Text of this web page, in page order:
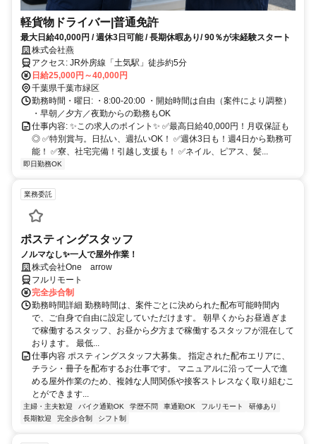
軽貨物ドライバー|普通免許
最大日給40,000円 / 週休3日可能 / 長期休暇あり/ 90％が未経験スタート
株式会社燕
アクセス: JR外房線「土気駅」徒歩約5分
日給25,000円～40,000円
千葉県千葉市緑区
勤務時間・曜日: ・8:00-20:00 ・開始時間は自由（案件により調整）
・早朝／夕方／夜勤からの勤務もOK
仕事内容: ✨この求人のポイント✨ ✅最高日給40,000円！月収保証も
◎ ✅特別賞与。日払い、週払いOK！ ✅週休3日も！週4日から勤務可
能！ ✅寮、社宅完備！引越し支援も！ ✅ネイル、ピアス、髪...
即日勤務OK
業務委託
ポスティングスタッフ
ノルマなし✨一人で屋外作業！
株式会社One arrow
フルリモート
完全歩合制
勤務時間詳細 勤務時間は、案件ごとに決められた配布可能時間内
で、ご自身で自由に設定していただけます。 朝早くからお昼過ぎま
で稼働するスタッフ、お昼から夕方まで稼働するスタッフが混在して
おります。 最低...
仕事内容 ポスティングスタッフ大募集。 指定された配布エリアに、
チラシ・冊子を配布するお仕事です。 マニュアルに沿って一人で進
める屋外作業のため、複雑な人間関係や接客ストレスなく取り組むこ
とができます...
主婦・主夫歓迎 バイク通勤OK 学歴不問 車通勤OK フルリモート
研修あり
長期歓迎
完全歩合制 シフト制